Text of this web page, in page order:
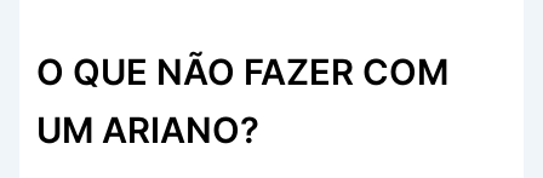
O QUE NÃO FAZER COM
UM ARIANO?